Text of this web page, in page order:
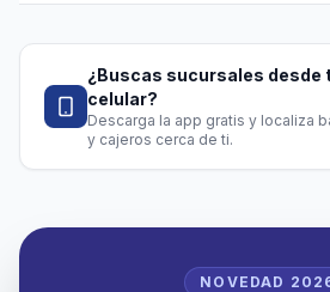
¿Buscas sucursales desde
celular?
Descarga la app gratis y localiza
y cajeros cerca de ti.
NOVEDAD